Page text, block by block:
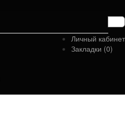
Личный кабинет
Закладки (0)